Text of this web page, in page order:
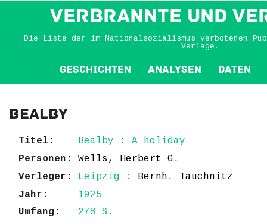
VERBRANNTE und
Die Liste der im Nationalsozialismus verbotenen
Verlage.
Geschichten Analysen Daten
Bealby
Titel:
Bealby : A holiday
Personen:
Wells, Herbert G.
Verleger:
Leipzig : Bernh. Tauchnitz
Jahr:
1925
Umfang:
278 S.